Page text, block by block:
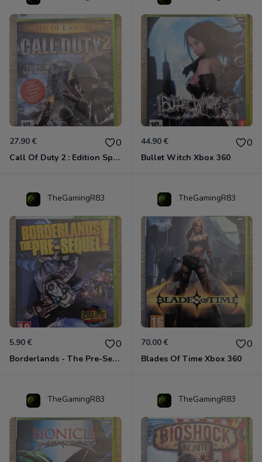
27.90 € 0
Call Of Duty 2 : Edition Spéciale Xbox 360 GOTY
44.90 € 0
Bullet Witch Xbox 360
TheGamingR83
5.90 € 0
Borderlands - The Pre-Sequel ! Xbox 360
TheGamingR83
70.00 € 0
Blades Of Time Xbox 360
TheGamingR83 TheGamingR83